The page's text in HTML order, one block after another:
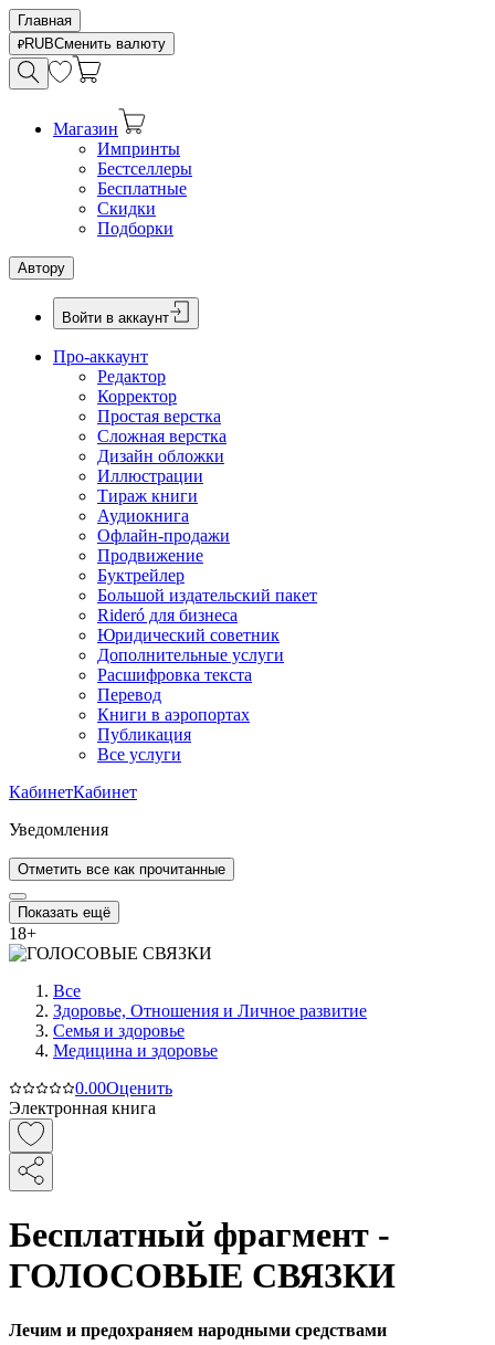
Главная
RUBСменить валюту
Магазин
Импринты
Бестселлеры
Бесплатные
Скидки
Подборки
Автору
Войти в аккаунт
Про-аккаунт
Редактор
Корректор
Простая верстка
Сложная верстка
Дизайн обложки
Иллюстрации
Тираж книги
Аудиокнига
Офлайн-продажи
Продвижение
Буктрейлер
Большой издательский пакет
Rideró для бизнеса
Юридический советник
Дополнительные услуги
Расшифровка текста
Перевод
Книги в аэропортах
Публикация
Все услуги
КабинетКабинет
Уведомления
Отметить все как прочитанные
Показать ещё
18+
Все
Здоровье, Отношения и Личное развитие
Семья и здоровье
Медицина и здоровье
0.00Оценить
Электронная книга
Бесплатный фрагмент -
ГОЛОСОВЫЕ СВЯЗКИ
Лечим и предохраняем народными средствами